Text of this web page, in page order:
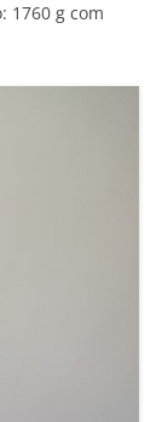
1760 g com